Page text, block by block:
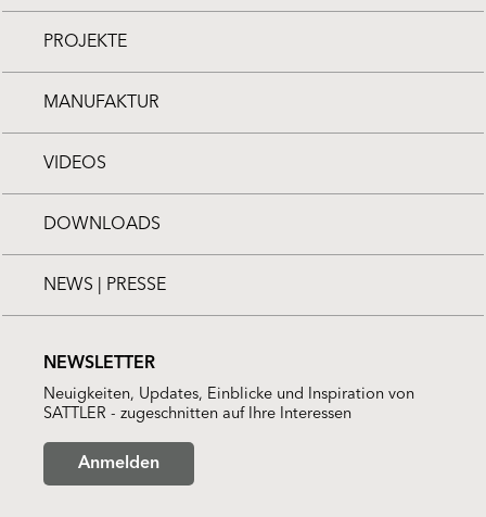
PROJEKTE
MANUFAKTUR
VIDEOS
DOWNLOADS
NEWS | PRESSE
NEWSLETTER
Neuigkeiten, Updates, Einblicke und Inspiration von
SATTLER - zugeschnitten auf Ihre Interessen
Anmelden